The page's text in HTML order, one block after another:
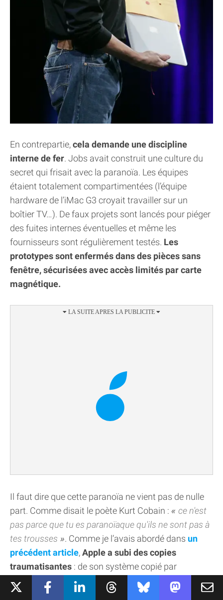
En contrepartie,cela demande une discipline
interne de fer. Jobs avait construit une culture du
secret qui frisait avec la paranoïa. Les équipes
étaient totalement compartimentées (l’équipe
hardware de l’iMac G3 croyait travailler sur un
boîtier TV…). De faux projets sont lancés pour piéger
des fuites internes éventuelles et même les
fournisseurs sont régulièrement testés. Les
prototypes sont enfermés dans des pièces sans
fenêtre, sécurisées avec accès limités par carte
magnétique.
Il faut dire que cette paranoïa ne vient pas de nulle
part. Comme disait le poète Kurt Cobain :
ce n'est
pas parce que tu es paranoïaque qu'ils ne sont pas à
tes trousses
. Comme je l’avais abordé dans un
précédent article,Apple a subi des copies
traumatisantes : de son système copié par
Microsoft pour faire Windows à Google qui s’est
largement inspiré d’iOS pour Android.